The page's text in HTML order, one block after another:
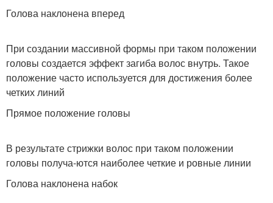
Голова наклонена вперед
При создании массивной формы при таком положении
головы создается эффект загиба волос внутрь. Такое
положение часто используется для достижения более
четких линий
Прямое положение головы
В результате стрижки волос при таком положении
головы получа-ются наиболее четкие и ровные линии
Голова наклонена набок